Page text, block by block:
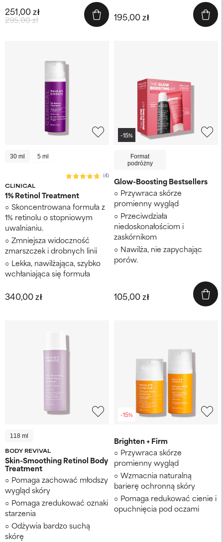
295,00 zł
251,00 zł 195,00 zł
30 ml 5 ml
CLINICAL
(4)
1% Retinol Treatment
Skoncentrowana formuła z
1% retinolu o stopniowym
uwalnianiu.
Zmniejsza widoczność
zmarszczek i drobnych linii
Lekka, nawilżająca, szybko
wchłaniająca się formuła
340,00 zł
-15%
Format
podróżny
Glow-Boosting Bestsellers
Przywraca skórze
promienny wygląd
Przeciwdziała
niedoskonałościom i
zaskórnikom
Nawilża, nie zapychając
porów.
105,00 zł
118 ml
BODY REVIVAL
Skin-Smoothing Retinol Body
Treatment
Pomaga zachować młodszy
wygląd skóry
Pomaga zredukować oznaki
starzenia
Odżywia bardzo suchą
skórę
-15%
Brighten + Firm
Przywraca skórze
promienny wygląd
Wzmacnia naturalną
barierę ochronną skóry
Pomaga redukować cienie i
opuchnięcia pod oczami